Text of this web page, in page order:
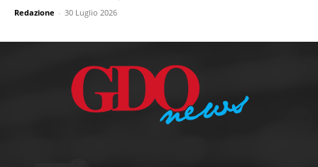
Redazione - 30 Luglio 2026